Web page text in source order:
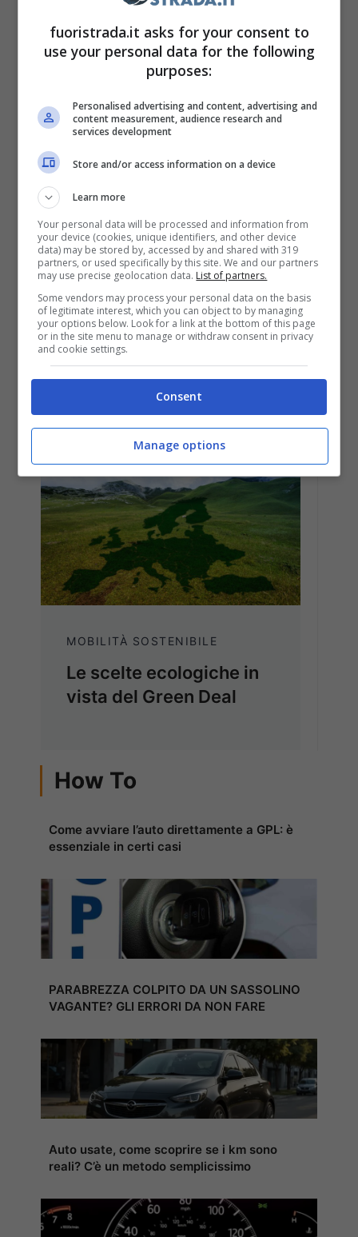
MOBILITÀ SOSTENIBILE
Carburanti in
Esaurimento nei
Distributori Italiani: Non
è Crisi, ma Rincorsa al
Risparmio
MOBILITÀ SOSTENIBILE
Evoluzione ecologica
delle batterie per trattori
verso un’agricoltura più
verde e sostenibile
MOBILITÀ SOSTENIBILE
Le scelte ecologiche in
vista del Green Deal
How To
Come avviare l’auto direttamente a GPL: è
essenziale in certi casi
PARABREZZA COLPITO DA UN SASSOLINO
VAGANTE? GLI ERRORI DA NON FARE
Auto usate, come scoprire se i km sono
reali? C’è un metodo semplicissimo
fuoristrada.it asks for your consent to
use your personal data for the following
purposes:
Personalised advertising and content, advertising and
content measurement, audience research and
services development
Store and/or access information on a device
Learn more
Your personal data will be processed and information from
your device (cookies, unique identifiers, and other device
data) may be stored by, accessed by and shared with 319
partners, or used specifically by this site. We and our partners
may use precise geolocation data. List of partners.
Some vendors may process your personal data on the basis
of legitimate interest, which you can object to by managing
your options below. Look for a link at the bottom of this page
or in the site menu to manage or withdraw consent in privacy
and cookie settings.
Consent
Manage options